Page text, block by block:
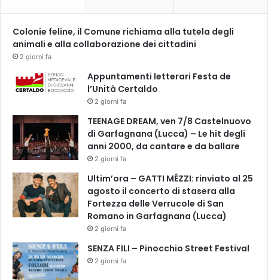
Colonie feline, il Comune richiama alla tutela degli
animali e alla collaborazione dei cittadini
2 giorni fa
Appuntamenti letterari Festa de
l’Unità Certaldo
2 giorni fa
TEENAGE DREAM, ven 7/8 Castelnuovo
di Garfagnana (Lucca) – Le hit degli
anni 2000, da cantare e da ballare
2 giorni fa
Ultim’ora – GATTI MÉZZI: rinviato al 25
agosto il concerto di stasera alla
Fortezza delle Verrucole di San
Romano in Garfagnana (Lucca)
2 giorni fa
SENZA FILI – Pinocchio Street Festival
2 giorni fa